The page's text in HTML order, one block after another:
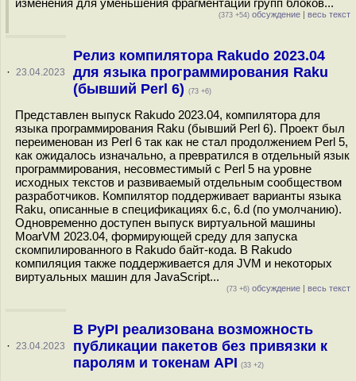
изменения для уменьшения фрагментации групп блоков...
(373 +54) обсуждение | весь текст
· 23.04.2023
Релиз компилятора Rakudo 2023.04
для языка программирования Raku
(бывший Perl 6) (73 +6)
Представлен выпуск Rakudo 2023.04, компилятора для
языка программирования Raku (бывший Perl 6). Проект был
переименован из Perl 6 так как не стал продолжением Perl 5,
как ожидалось изначально, а превратился в отдельный язык
программирования, несовместимый с Perl 5 на уровне
исходных текстов и развиваемый отдельным сообществом
разработчиков. Компилятор поддерживает варианты языка
Raku, описанные в спецификациях 6.c, 6.d (по умолчанию).
Одновременно доступен выпуск виртуальной машины
MoarVM 2023.04, формирующей среду для запуска
скомпилированного в Rakudo байт-кода. В Rakudo
компиляция также поддерживается для JVM и некоторых
виртуальных машин для JavaScript...
(73 +6) обсуждение | весь текст
· 23.04.2023
В PyPI реализована возможность
публикации пакетов без привязки к
паролям и токенам API (33 +2)